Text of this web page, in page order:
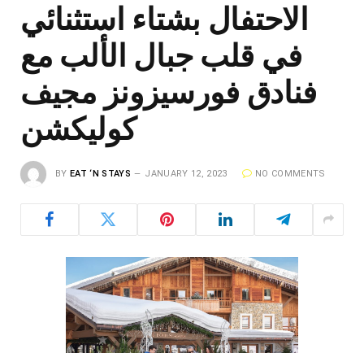
الاحتفال بشتاء استثنائي
في قلب جبال الألب مع
فنادق فورسيزونز مجيف
كوليكشن
BY EAT ‘N STAYS JANUARY 12, 2023 NO COMMENTS